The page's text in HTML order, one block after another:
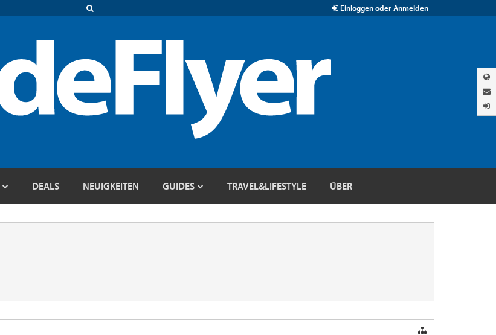
Einloggen oder Anmelden
DEALS NEUIGKEITEN GUIDES TRAVEL&LIFESTYLE ÜBER